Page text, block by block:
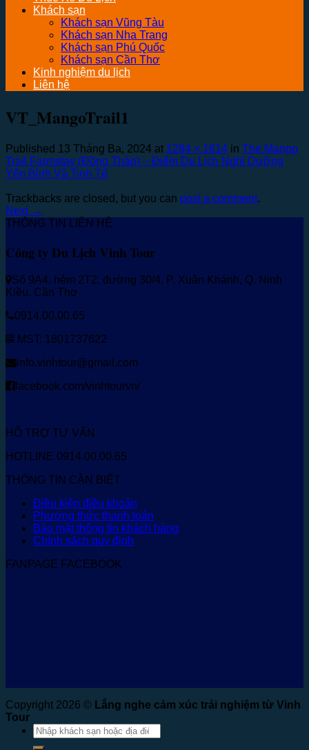
Khách sạn
Khách sạn Vũng Tàu
Khách sạn Nha Trang
Khách sạn Phú Quốc
Khách sạn Cần Thơ
Kinh nghiệm du lịch
Liên hệ
VT_MangoTrail1
Published 13 Tháng Ba, 2024 at 1284 × 1614 in The Mango
Trail Farmstay (Đồng Tháp) – Điểm Du Lịch Nghỉ Dưỡng
Yên Bình Và Tinh Tế
Trackbacks are closed, but you can post a comment.
Next →
THÔNG TIN LIÊN HỆ
Công ty Du Lịch Vinh Tour
Số 9A4, hẻm 2T2, đường 30/4, P. Xuân Khánh, Q. Ninh
Kiều, Cần Thơ
0914.00.00.65
MST: 1801737622
info.vinhtour@gmail.com
facebook.com/vinhtourvn/
HỖ TRỢ TƯ VẤN
HOTLINE 0914.00.00.65
THÔNG TIN CẦN BIẾT
Điều kiện điều khoản
Phương thức thanh toán
Bảo mật thông tin khách hàng
Chính sách quy định
FANPAGE FACEBOOK
Copyright 2026 © Lắng nghe cảm xúc trải nghiệm từ Vinh
Tour
Tìm
kiếm: